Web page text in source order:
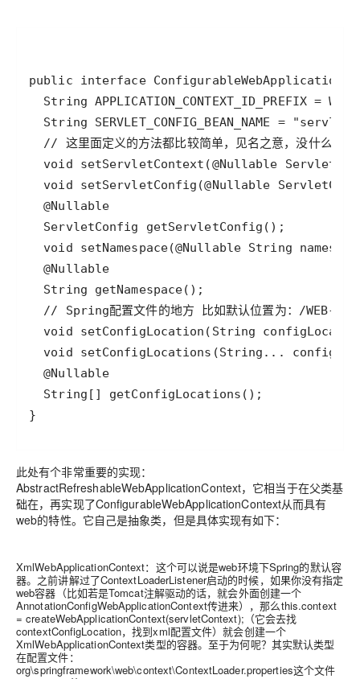
此处有个非常重要的实现：
AbstractRefreshableWebApplicationContext，它相当于在父类基
础在，再实现了ConfigurableWebApplicationContext从而具有
web的特性。它自己是抽象类，但是具体实现有如下：
XmlWebApplicationContext：这个可以说是web环境下Spring的默认容
器。之前讲解过了ContextLoaderListener启动的时候，如果你没有指定
web容器（比如若是Tomcat注解驱动的话，就会外面创建一个
AnnotationConfigWebApplicationContext传进来），那么this.context
= createWebApplicationContext(servletContext);（它会去找
contextConfigLocation，找到xml配置文件）就会创建一个
XmlWebApplicationContext类型的容器。至于为何呢？其实默认类型
在配置文件：
org\springframework\web\context\ContextLoader.properties这个文件